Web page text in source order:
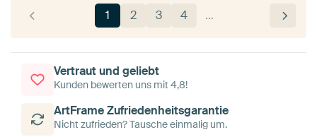
1 2 3 4 …
Vertraut und geliebt
Kunden bewerten uns mit 4,8!
ArtFrame Zufriedenheitsgarantie
Nicht zufrieden? Tausche einmalig um.